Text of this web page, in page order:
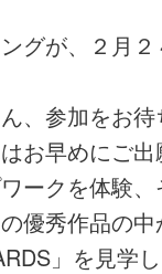
グが、２月
、参加をお
お早めにご
ークを体験
優秀作品の
」を見学